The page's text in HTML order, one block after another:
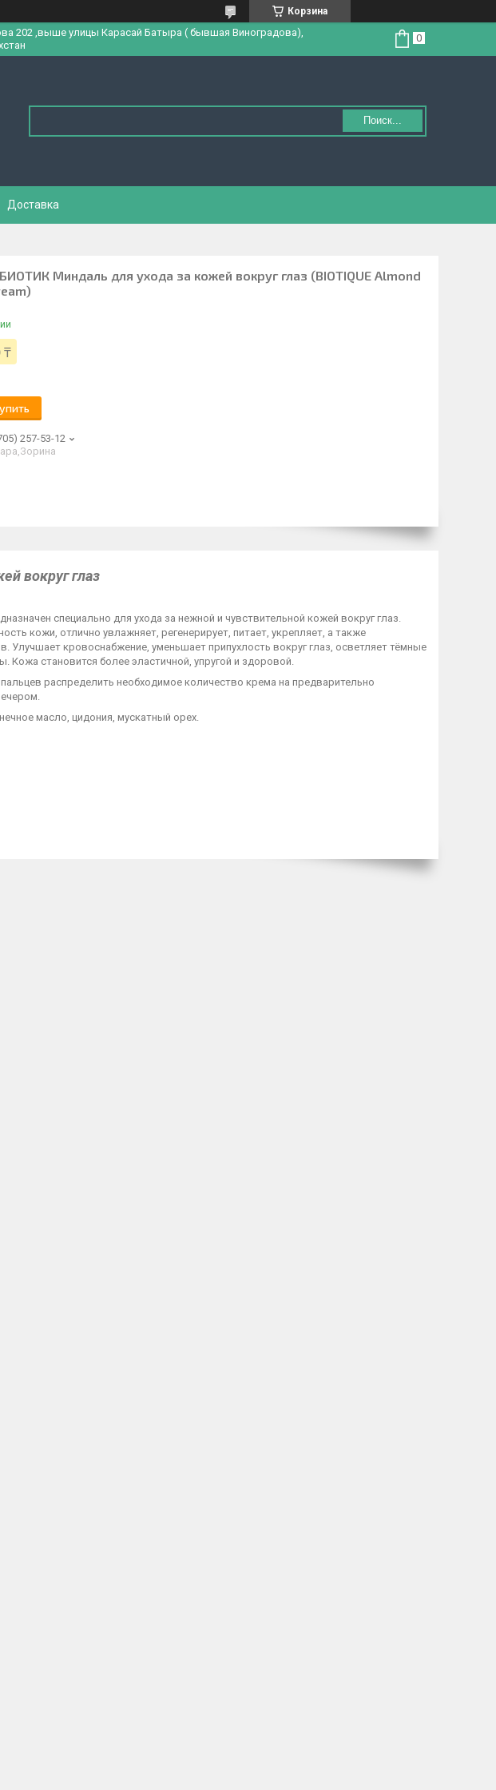
Корзина
202 ,выше улицы Карасай Батыра ( бывшая Виноградова),
Поиск...
Доставка
Миндаль для ухода за кожей вокруг глаз (BIOTIQUE Almond
₸
257-53-12
вокруг глаз
специально для ухода за нежной и чувствительной кожей вокруг глаз.
кожи, отлично увлажняет, регенерирует, питает, укрепляет, а также
Улучшает кровоснабжение, уменьшает припухлость вокруг глаз, осветляет тёмные
Кожа становится более эластичной, упругой и здоровой.
распределить необходимое количество крема на предварительно
масло, цидония, мускатный орех.